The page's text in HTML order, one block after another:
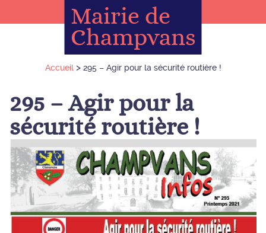
Mairie de
Champvans
Accueil> 295 – Agir pour la sécurité routière !
295 – Agir pour la
sécurité routière !